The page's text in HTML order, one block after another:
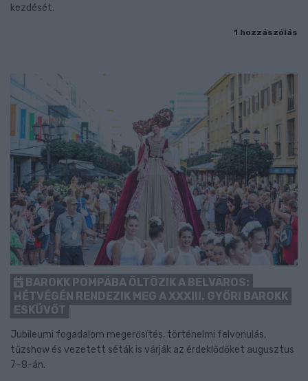
kezdését.
1 hozzászólás
BAROKK POMPÁBA ÖLTÖZIK A BELVÁROS:
HÉTVÉGÉN RENDEZIK MEG A XXXIII. GYŐRI BAROKK
ESKÜVŐT
Jubileumi fogadalom megerősítés, történelmi felvonulás,
tűzshow és vezetett séták is várják az érdeklődőket augusztus
7–8-án.